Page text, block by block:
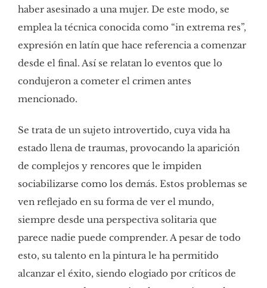
haber asesinado a una mujer. De este modo, se
emplea la técnica conocida como “in extrema res”,
expresión en latín que hace referencia a comenzar
desde el final. Así se relatan lo eventos que lo
condujeron a cometer el crimen antes
mencionado.
Se trata de un sujeto introvertido, cuya vida ha
estado llena de traumas, provocando la aparición
de complejos y rencores que le impiden
sociabilizarse como los demás. Estos problemas se
ven reflejado en su forma de ver el mundo,
siempre desde una perspectiva solitaria que
parece nadie puede comprender. A pesar de todo
esto, su talento en la pintura le ha permitido
alcanzar el éxito, siendo elogiado por críticos de